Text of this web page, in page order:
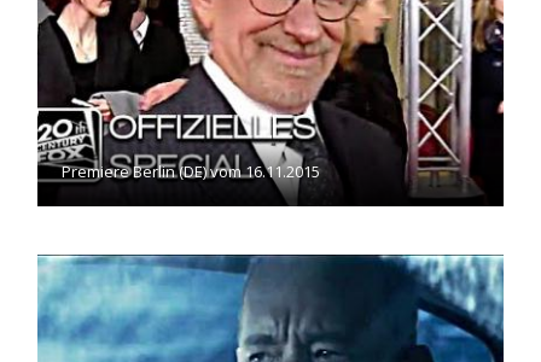
Premiere Berlin (DE) vom 16.11.2015